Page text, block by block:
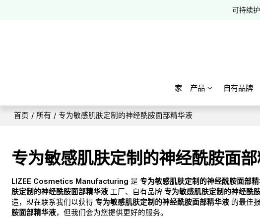
可持续
家 产品 自有品牌
首页 / 所有 / 专为敏感肌肤定制的神经酰胺面部精华液
专为敏感肌肤定制的神经酰胺面
LIZEE Cosmetics Manufacturing 是专为敏感肌肤定制的神经酰胺面部
肤定制的神经酰胺面部精华液 工厂、自有品牌专为敏感肌肤定制的神经酰
造，现在联系我们以获得专为敏感肌肤定制的神经酰胺面部精华液 的最佳
胺面部精华液，但我们会为您提供更好的服务。